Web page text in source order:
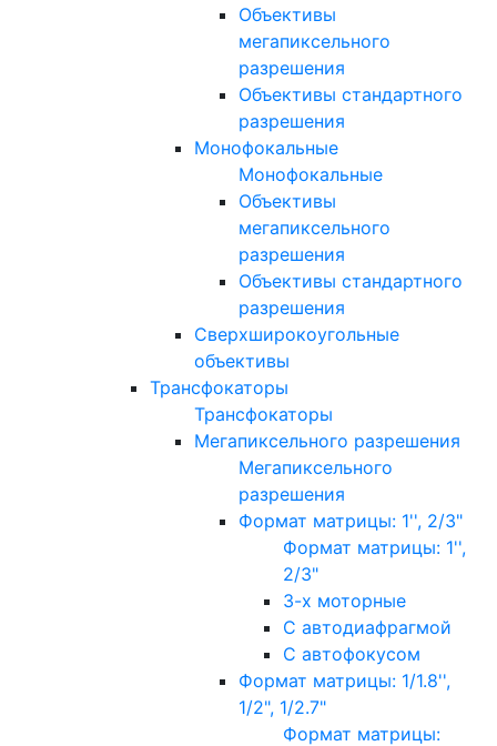
Объективы
мегапиксельного
разрешения
Объективы стандартного
разрешения
Монофокальные
Монофокальные
Объективы
мегапиксельного
разрешения
Объективы стандартного
разрешения
Сверхширокоугольные
объективы
Трансфокаторы
Трансфокаторы
Мегапиксельного разрешения
Мегапиксельного
разрешения
Формат матрицы: 1'', 2/3"
Формат матрицы: 1'',
2/3"
3-х моторные
С автодиафрагмой
С автофокусом
Формат матрицы: 1/1.8'',
1/2", 1/2.7"
Формат матрицы: